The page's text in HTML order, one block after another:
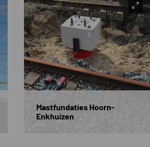
Mastfundaties Hoorn-
Enkhuizen